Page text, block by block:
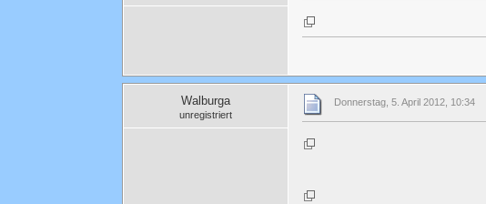
Walburga
unregistriert
Donnerstag, 5. April 2012, 10:34